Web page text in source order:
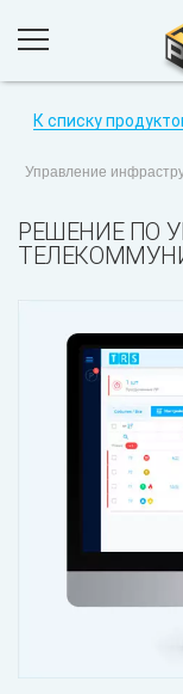
КОМПАНИЯ
ОБРАТНАЯ СВЯЗЬ
К списку
Управление
РЕШЕНИЕ ПО